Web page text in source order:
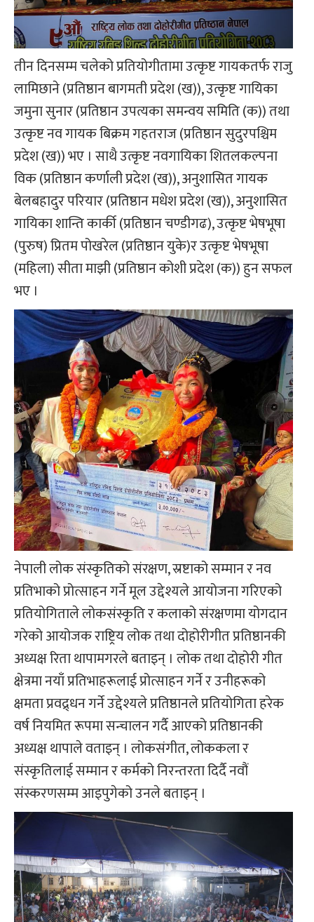
तीन दिनसम्म चलेको प्रतियोगीतामा उत्कृष्ट गायकतर्फ राजु
लामिछाने (प्रतिष्ठान बागमती प्रदेश (ख)), उत्कृष्ट गायिका
जमुना सुनार (प्रतिष्ठान उपत्यका समन्वय समिति (क)) तथा
उत्कृष्ट नव गायक बिक्रम गहतराज (प्रतिष्ठान सुदुरपश्चिम
प्रदेश (ख)) भए । साथै उत्कृष्ट नवगायिका शितलकल्पना
विक (प्रतिष्ठान कर्णाली प्रदेश (ख)), अनुशासित गायक
बेलबहादुर परियार (प्रतिष्ठान मधेश प्रदेश (ख)), अनुशासित
गायिका शान्ति कार्की (प्रतिष्ठान चण्डीगढ), उत्कृष्ट भेषभूषा
(पुरुष) प्रितम पोखरेल (प्रतिष्ठान युके)र उत्कृष्ट भेषभूषा
(महिला) सीता माझी (प्रतिष्ठान कोशी प्रदेश (क)) हुन सफल
भए ।
नेपाली लोक संस्कृतिको संरक्षण, स्रष्टाको सम्मान र नव
प्रतिभाको प्रोत्साहन गर्ने मूल उद्देश्यले आयोजना गरिएको
प्रतियोगिताले लोकसंस्कृति र कलाको संरक्षणमा योगदान
गरेको आयोजक राष्ट्रिय लोक तथा दोहोरीगीत प्रतिष्ठानकी
अध्यक्ष रिता थापामगरले बताइन् । लोक तथा दोहोरी गीत
क्षेत्रमा नयाँ प्रतिभाहरूलाई प्रोत्साहन गर्ने र उनीहरूको
क्षमता प्रवद्र्धन गर्ने उद्देश्यले प्रतिष्ठानले प्रतियोगिता हरेक
वर्ष नियमित रूपमा सन्चालन गर्दै आएको प्रतिष्ठानकी
अध्यक्ष थापाले वताइन् । लोकसंगीत, लोककला र
संस्कृतिलाई सम्मान र कर्मको निरन्तरता दिर्दै नवौं
संस्करणसम्म आइपुगेको उनले बताइन् ।